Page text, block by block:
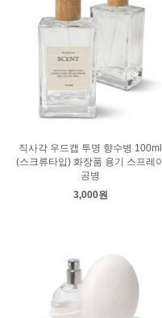
직사각 우드캡 투명 향수병 100ml
(스크류타입) 화장품 용기 스프레이
공병
3,000원